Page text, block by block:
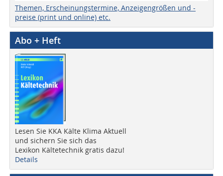
Themen, Erscheinungstermine, Anzeigengrößen und -
preise (print und online) etc.
Abo + Heft
Lesen Sie KKA Kälte Klima Aktuell
und sichern Sie sich das
Lexikon Kältetechnik gratis dazu!
Details